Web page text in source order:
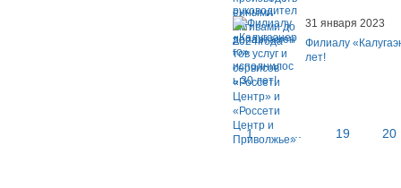
31 января 2023
Филиалу
лет!
1 ... 19 20